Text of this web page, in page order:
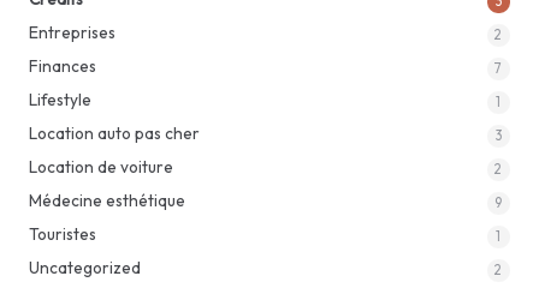
Entreprises 2
Finances 7
Lifestyle 1
Location auto pas cher 3
Location de voiture 2
Médecine esthétique 9
Touristes 1
Uncategorized 2